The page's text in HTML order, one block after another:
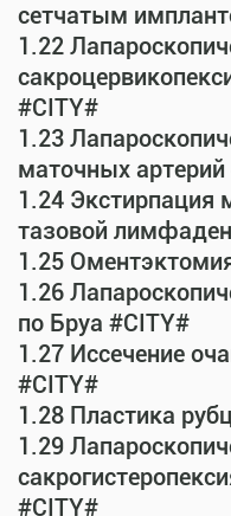
сетчатым
1.22
#CITY#
1.23
маточных артерий
1.24 Экстирпация
тазовой
1.25
1.26
по Бруа #CITY#
1.27 Иссечение
#CITY#
1.28 Пластика
1.29
#CITY#